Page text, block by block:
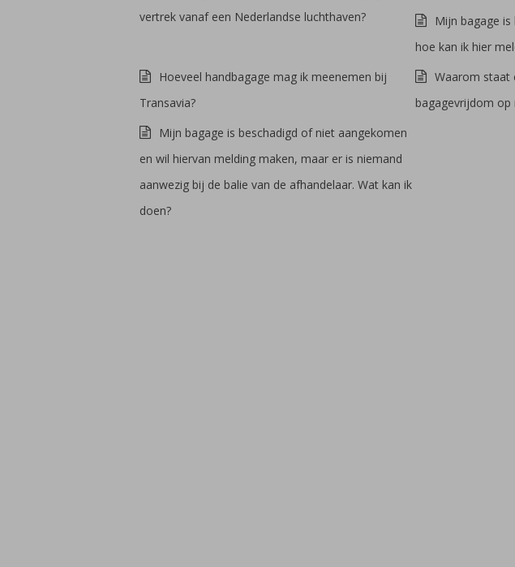
vertrek vanaf een Nederlandse luchthaven?
Mijn bagage
hoe kan ik hier
Hoeveel handbagage mag ik meenemen bij
Transavia?
Waarom staat
bagagevrijdom op
Mijn bagage is beschadigd of niet aangekomen
en wil hiervan melding maken, maar er is niemand
aanwezig bij de balie van de afhandelaar. Wat kan ik
doen?